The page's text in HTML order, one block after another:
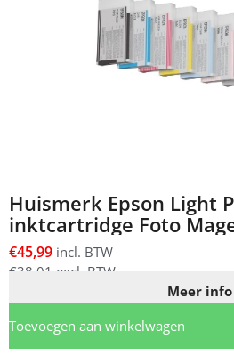
Huismerk Epson Light
inktcartridge Foto
€45,99 incl. BTW
€38,01 excl. BTW
Meer info
Toevoegen aan winkelwagen